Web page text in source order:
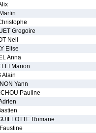
Gregoire
Nell
Elise
Anna
Marion
Alain
Yann
Pauline
Romane